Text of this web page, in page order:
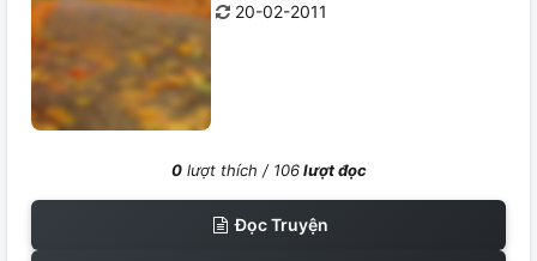
20-02-2011
0lượt thích / 106lượt đọc
Đọc Truyện